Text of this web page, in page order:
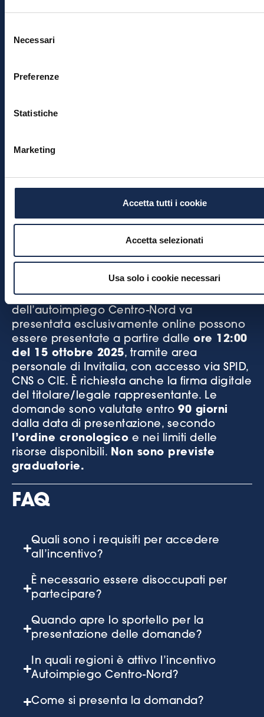
delNecessari
Preferenze
Statistiche
Marketing
Accetta tutti i cookie
Accetta selezionati
Usa solo i cookie necessari
fondo
€ e 200.000
in cui l’investimento includa l’acquisto di
sostenibilità ambientale
Attenzione: Sono escluse spese come
generiche per la predisposizione della
Come e quando
presentare la domanda
La domanda per l’agevolazione
dell’autoimpiego Centro-Nord va
presentata esclusivamente online possono
essere presentate a partire dalle ore 12:00
del 15 ottobre 2025, tramite area
personale di Invitalia, con accesso via SPID,
CNS o CIE. È richiesta anche la firma digitale
del titolare/legale rappresentante. Le
domande sono valutate entro 90 giorni
dalla data di presentazione, secondo
l’ordine cronologico e nei limiti delle
risorse disponibili. Non sono previste
graduatorie.
FAQ
Quali sono i requisiti per accedere
all’incentivo?
È necessario essere disoccupati per
partecipare?
Quando apre lo sportello per la
presentazione delle domande?
In quali regioni è attivo l’incentivo
Autoimpiego Centro-Nord?
Come si presenta la domanda?